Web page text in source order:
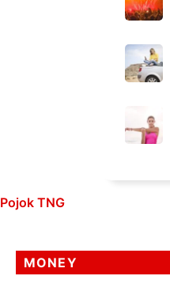
Pojok TNG
MONEY